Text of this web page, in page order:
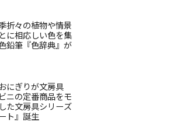
折々の植物や情景
に相応しい色を集
鉛筆『色辞典』が
にぎりが文房具
ニの定番商品をモ
た文房具シリーズ
ト』誕生